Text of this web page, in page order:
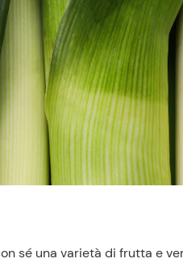
sé una varietà di frutta e